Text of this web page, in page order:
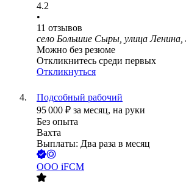
4.2
•
11 отзывов
село Большие Сыры, улица Ленина,
Можно без резюме
Откликнитесь среди первых
Откликнуться
Подсобный рабочий
95 000 ₽ за месяц, на руки
Без опыта
Вахта
Выплаты: Два раза в месяц
ООО iFCM